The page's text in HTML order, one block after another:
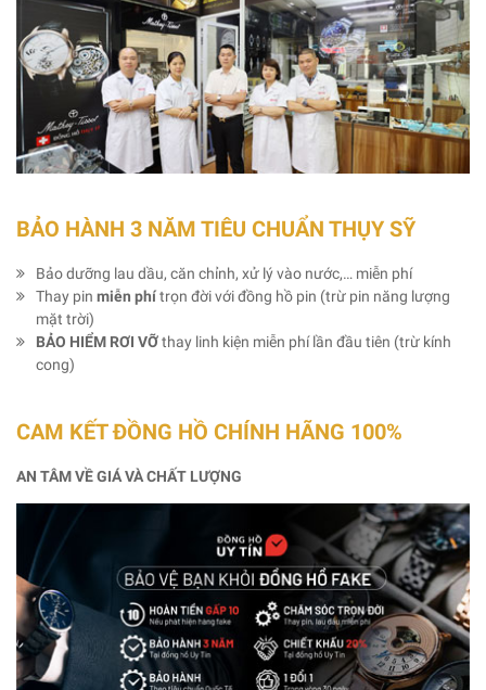
BẢO HÀNH 3 NĂM TIÊU CHUẨN THỤY SỸ
Bảo dưỡng lau dầu, căn chỉnh, xử lý vào nước,… miễn phí
Thay pin miễn phítrọn đời với đồng hồ pin (trừ pin năng lượng
mặt trời)
BẢO HIỂM RƠI VỠthay linh kiện miễn phí lần đầu tiên (trừ kính
cong)
CAM KẾT ĐỒNG HỒ CHÍNH HÃNG 100%
AN TÂM VỀ GIÁ VÀ CHẤT LƯỢNG